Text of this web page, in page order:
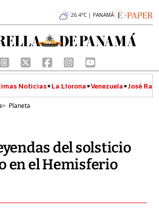
26.4°C | PANAMÁ
Noticias La Llorona Venezuela José
> Planeta
del solsticio
en el Hemisferio